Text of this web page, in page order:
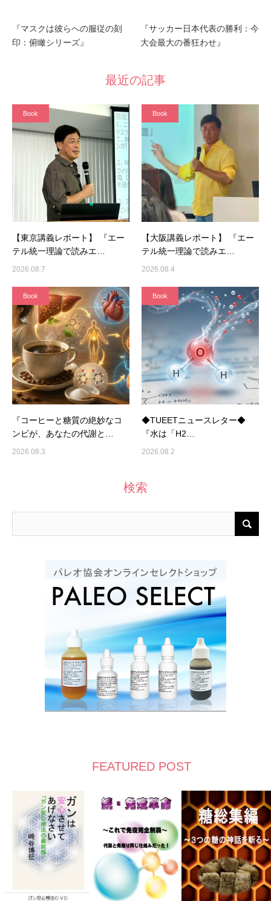
『マスクは彼らへの服従の刻
印：俯瞰シリーズ』
『サッカー日本代表の勝利：今
大会最大の番狂わせ』
最近の記事
Book
【東京講義レポート】 『エー
テル統一理論で読みエ…
2026.08.7
Book
【大阪講義レポート】 『エー
テル統一理論で読みエ…
2026.08.4
Book
『コーヒーと糖質の絶妙なコ
ンビが、あなたの代謝と…
2026.08.3
Book
◆TUEETニュースレター◆
『水は「H2…
2026.08.2
検索
FEATURED POST